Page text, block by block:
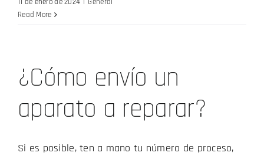
11 de enero de 2024 | General
Read More
¿Cómo envío un
aparato a reparar?
Si es posible, ten a mano tu número de proceso,